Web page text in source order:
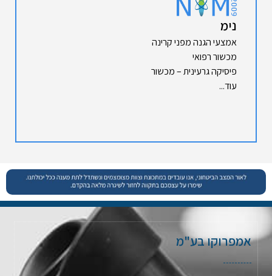
נימ
אמצעי הגנה מפני קרינה
מכשור רפואי
פיסיקה גרעינית – מכשור
עוד...
אמפרוקו בע"מ